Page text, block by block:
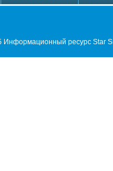
Информационный ресурс Star